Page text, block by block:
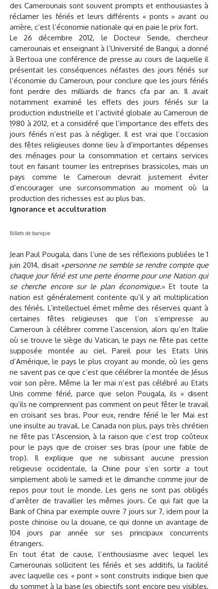
des Camerounais sont souvent prompts et enthousiastes à
réclamer les fériés et leurs différents « ponts » avant ou
arrière, c’est l’économie nationale qui en paie le prix fort.
Le 26 décembre 2012, le Docteur Sende, chercheur
camerounais et enseignant à l’Université de Bangui, a donné
à Bertoua une conférence de presse au cours de laquelle il
présentait les conséquences néfastes des jours fériés sur
l’économie du Cameroun, pour conclure que les jours fériés
font perdre des milliards de francs cfa par an. Il avait
notamment examiné les effets des jours fériés sur la
production industrielle et l’activité globale au Cameroun de
1980 à 2012, et a considéré que l’importance des effets des
jours fériés n’est pas à négliger. Il est vrai que l’occasion
des fêtes religieuses donne lieu à d’importantes dépenses
des ménages pour la consommation et certains services
tout en faisant tourner les entreprises brassicoles, mais un
pays comme le Cameroun devrait justement éviter
d’encourager une surconsommation au moment où la
production des richesses est au plus bas.
Ignorance et acculturation
Billets de banque
Jean Paul Pougala, dans l’une de ses réflexions publiées le 1
juin 2014, disait «personne ne semble se rendre compte que
chaque jour férié est une perte énorme pour une Nation qui
se cherche encore sur le plan économique.» Et toute la
nation est généralement contente qu’il y ait multiplication
des fériés. L’intellectuel émet même des réserves quant à
certaines fêtes religieuses que l’on s’empresse au
Cameroun à célébrer comme l’ascension, alors qu’en Italie
où se trouve le siège du Vatican, le pays ne fête pas cette
supposée montée au ciel. Pareil pour les Etats Unis
d’Amérique, le pays le plus croyant au monde, où les gens
ne savent pas ce que c’est que célébrer la montée de Jésus
voir son père. Même la 1er mai n’est pas célébré au Etats
Unis comme férié, parce que selon Pougala, ils « disent
qu’ils ne comprennent pas comment on peut fêter le travail
en croisant ses bras. Pour eux, rendre férié le 1er Mai est
une insulte au travail. Le Canada non plus, pays très chrétien
ne fête pas l’Ascension, à la raison que c’est trop coûteux
pour le pays que de croiser ses bras (pour une fable de
trop). Il explique que ne subissant aucune pression
religieuse occidentale, la Chine pour s’en sortir a tout
simplement aboli le samedi et le dimanche comme jour de
repos pour tout le monde. Les gens ne sont pas obligés
d’arrêter de travailler les mêmes jours. Ce qui fait que la
Bank of China par exemple ouvre 7 jours sur 7, idem pour la
poste chinoise ou la douane, ce qui donne un avantage de
104 jours par année sur ses principaux concurrents
étrangers.
En tout état de cause, l’enthousiasme avec lequel les
Camerounais sollicitent les fériés et ses additifs, la facilité
avec laquelle ces « pont » sont construits indique bien que
du sommet à la base les objectifs sont encore peu visibles,